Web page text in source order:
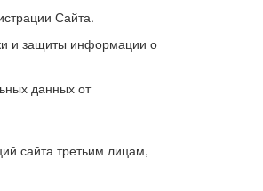
Сайта.
и защиты информации о
данных от
сайта третьим лицам,